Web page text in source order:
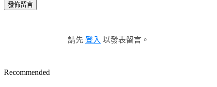
發佈留言
請先 登入 以發表留言。
Recommended